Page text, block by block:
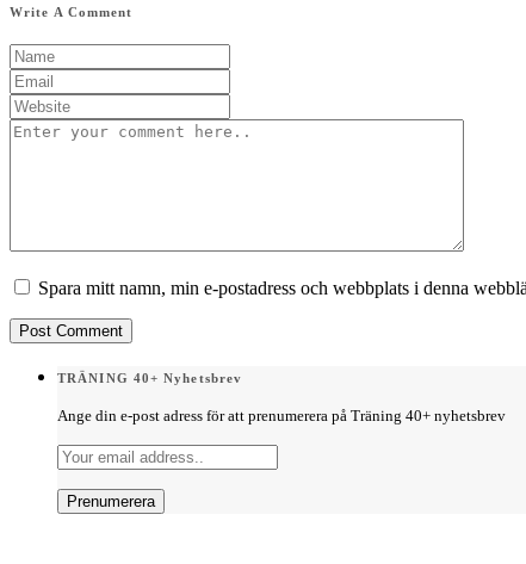
Write A Comment
Spara mitt namn, min e-postadress och webbplats i denna
TRÄNING 40+ Nyhetsbrev
Ange din e-post adress för att prenumerera på Träning 40+ nyhetsbrev